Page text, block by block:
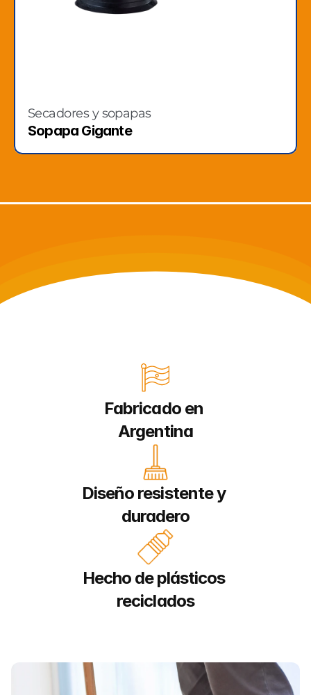
Fabricado en
Argentina
Diseño resistente y
duradero
Hecho de plásticos
reciclados
Secadores y sopapas
Sopapa Gigante